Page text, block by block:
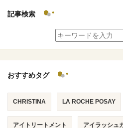
記事検索
おすすめタグ
CHRISTINA LA ROCHE POSAY
アイトリートメント アイラッシュ